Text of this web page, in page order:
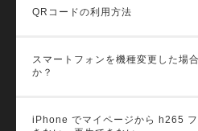
QRコードの利用方法
スマートフォンを機種変更した場
か？
iPhone でマイページから h265